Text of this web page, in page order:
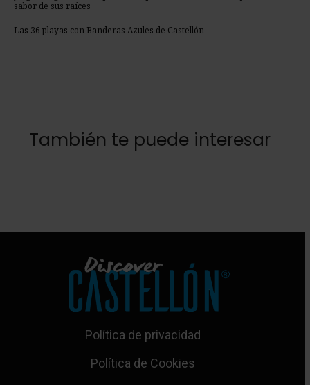
sabor de sus raíces
Las 36 playas con Banderas Azules de Castellón
También te puede interesar
Política de privacidad
Política de Cookies